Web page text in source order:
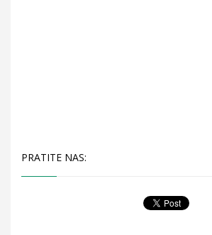
PRATITE NAS: